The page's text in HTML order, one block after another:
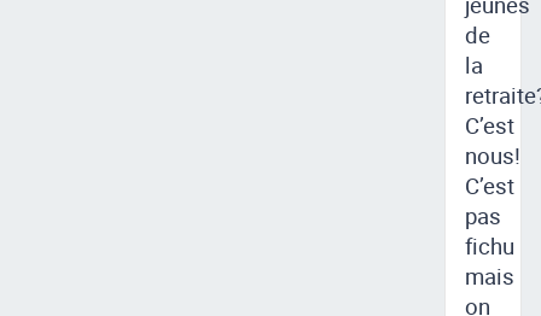
de
la
C’est
nous!
C’est
pas
fichu
mais
on